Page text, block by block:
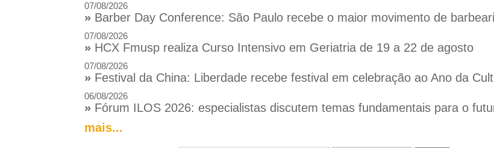
07/08/2026
» Barber Day Conference: São Paulo recebe o maior movimento de
07/08/2026
» HCX Fmusp realiza Curso Intensivo em Geriatria de 19 a 22 de agosto
07/08/2026
» Festival da China: Liberdade recebe festival em celebração ao Ano da
06/08/2026
» Fórum ILOS 2026: especialistas discutem temas fundamentais para o
mais...